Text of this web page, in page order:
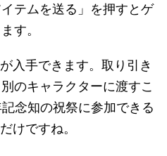
テムを送る」を押すとゲ
す。
入手できます。取り引き
のキャラクターに渡すこ
念知の祝祭に参加できる
けですね。